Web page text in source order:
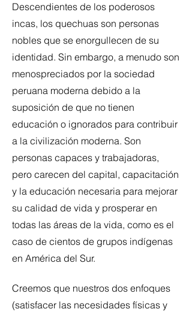
Descendientes de los poderosos
incas, los quechuas son personas
nobles que se enorgullecen de su
identidad. Sin embargo, a menudo son
menospreciados por la sociedad
peruana moderna debido a la
suposición de que no tienen
educación o ignorados para contribuir
a la civilización moderna. Son
personas capaces y trabajadoras,
pero carecen del capital, capacitación
y la educación necesaria para mejorar
su calidad de vida y prosperar en
todas las áreas de la vida, como es el
caso de cientos de grupos indígenas
en América del Sur.
Creemos que nuestros dos enfoques
(satisfacer las necesidades físicas y